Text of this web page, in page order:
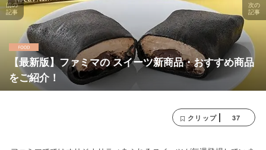
【最新版】ファミマの スイーツ新商品・おすすめ商品
をご紹介！
前の
記事
次の
記事
クリップ 37